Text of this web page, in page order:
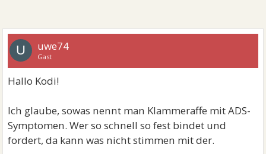
U uwe74
Gast
Hallo Kodi!
Ich glaube, sowas nennt man Klammeraffe mit ADS-
Symptomen. Wer so schnell so fest bindet und
fordert, da kann was nicht stimmen mit der.